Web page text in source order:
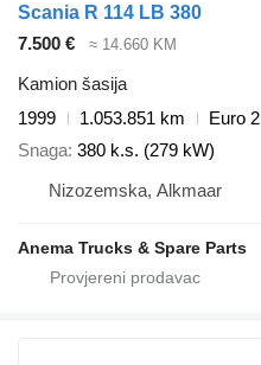
Scania R 114 LB 380
7.500 €
≈ 14.660 KM
Kamion šasija
1999
1.053.851 km
Euro 2
Snaga 380 k.s. (279 kW)
Nizozemska, Alkmaar
Anema Trucks & Spare Parts